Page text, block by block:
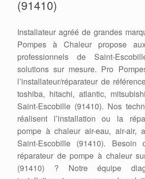
(91410)
Installateur agréé de grandes
Pompes à Chaleur propose
professionnels de Saint-
solutions sur mesure. Pro
l’installateur/réparateur de
toshiba, hitachi, atlantic,
Saint-Escobille (91410). Nos
réalisent l’installation ou la
pompe à chaleur air-eau, air-air,
Saint-Escobille (91410). Besoin
réparateur de pompe à chaleur
(91410) ? Notre équipe